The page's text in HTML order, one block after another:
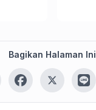
Bagikan Halaman Ini